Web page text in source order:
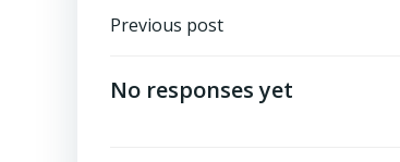
Post
navigation
Previous post
No responses yet